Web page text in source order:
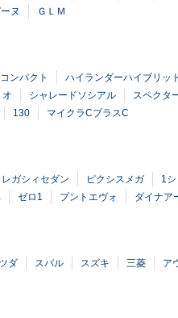
ヌ ＧＬＭ
ンパクト ハイランダーハイブリッ
オ シャレードソシアル スペクタ
130 マイクラCプラスC
レガシィセダン ピクシスメガ 1
ゼロ1 プントエヴォ ダイナア
ダ スバル スズキ 三菱 ア